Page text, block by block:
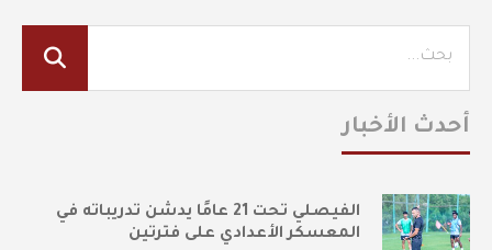
أحدث الأخبار
الفيصلي تحت 21 عامًا يدشن تدريباته في
المعسكر الأعدادي على فترتين